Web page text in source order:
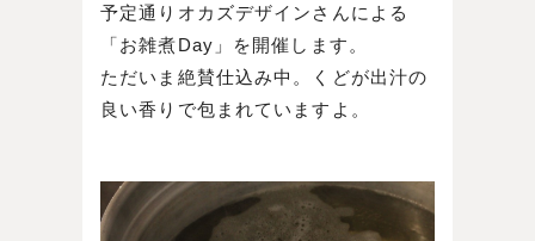
予定通りオカズデザインさんによる
「お雑煮Day」を開催します。
ただいま絶賛仕込み中。くどが出汁の
良い香りで包まれていますよ。